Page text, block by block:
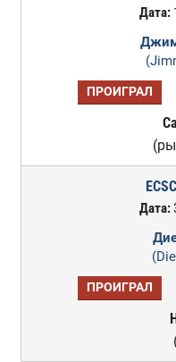
Дата:
ПРОИГРАЛ
Дата:
ПРОИГРАЛ